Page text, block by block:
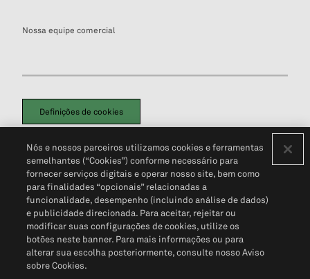
Nossa equipe comercial
Definições de cookies
Política de PrivacidadePortal de privacidade do cliente (em inglês)
Não Venda Minhas Informações Pessoais© 2026 S&P Global
Nós e nossos parceiros utilizamos cookies e ferramentas
semelhantes (“Cookies”) conforme necessário para
fornecer serviços digitais e operar nosso site, bem como
para finalidades “opcionais” relacionadas a
funcionalidade, desempenho (incluindo análise de dados)
e publicidade direcionada. Para aceitar, rejeitar ou
modificar suas configurações de cookies, utilize os
botões neste banner. Para mais informações ou para
alterar sua escolha posteriormente, consulte nosso Aviso
sobre Cookies.